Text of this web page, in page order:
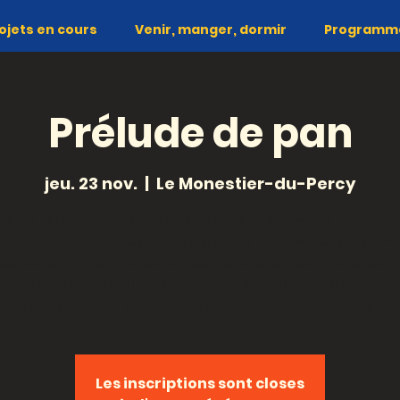
en cours Venir, manger, dormir
Prélude de pan
jeu. 23 nov.
  |
Le Monestier-du-Percy
Les inscriptions sont closes